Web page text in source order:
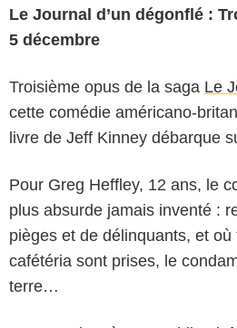
Le Journal d’un dégonflé :
5 décembre
Troisième opus de la saga Le
cette comédie américano-
livre de Jeff Kinney débarque
Pour Greg Heffley, 12 ans, le
plus absurde jamais inventé :
pièges et de délinquants, et
cafétéria sont prises, le
terre…